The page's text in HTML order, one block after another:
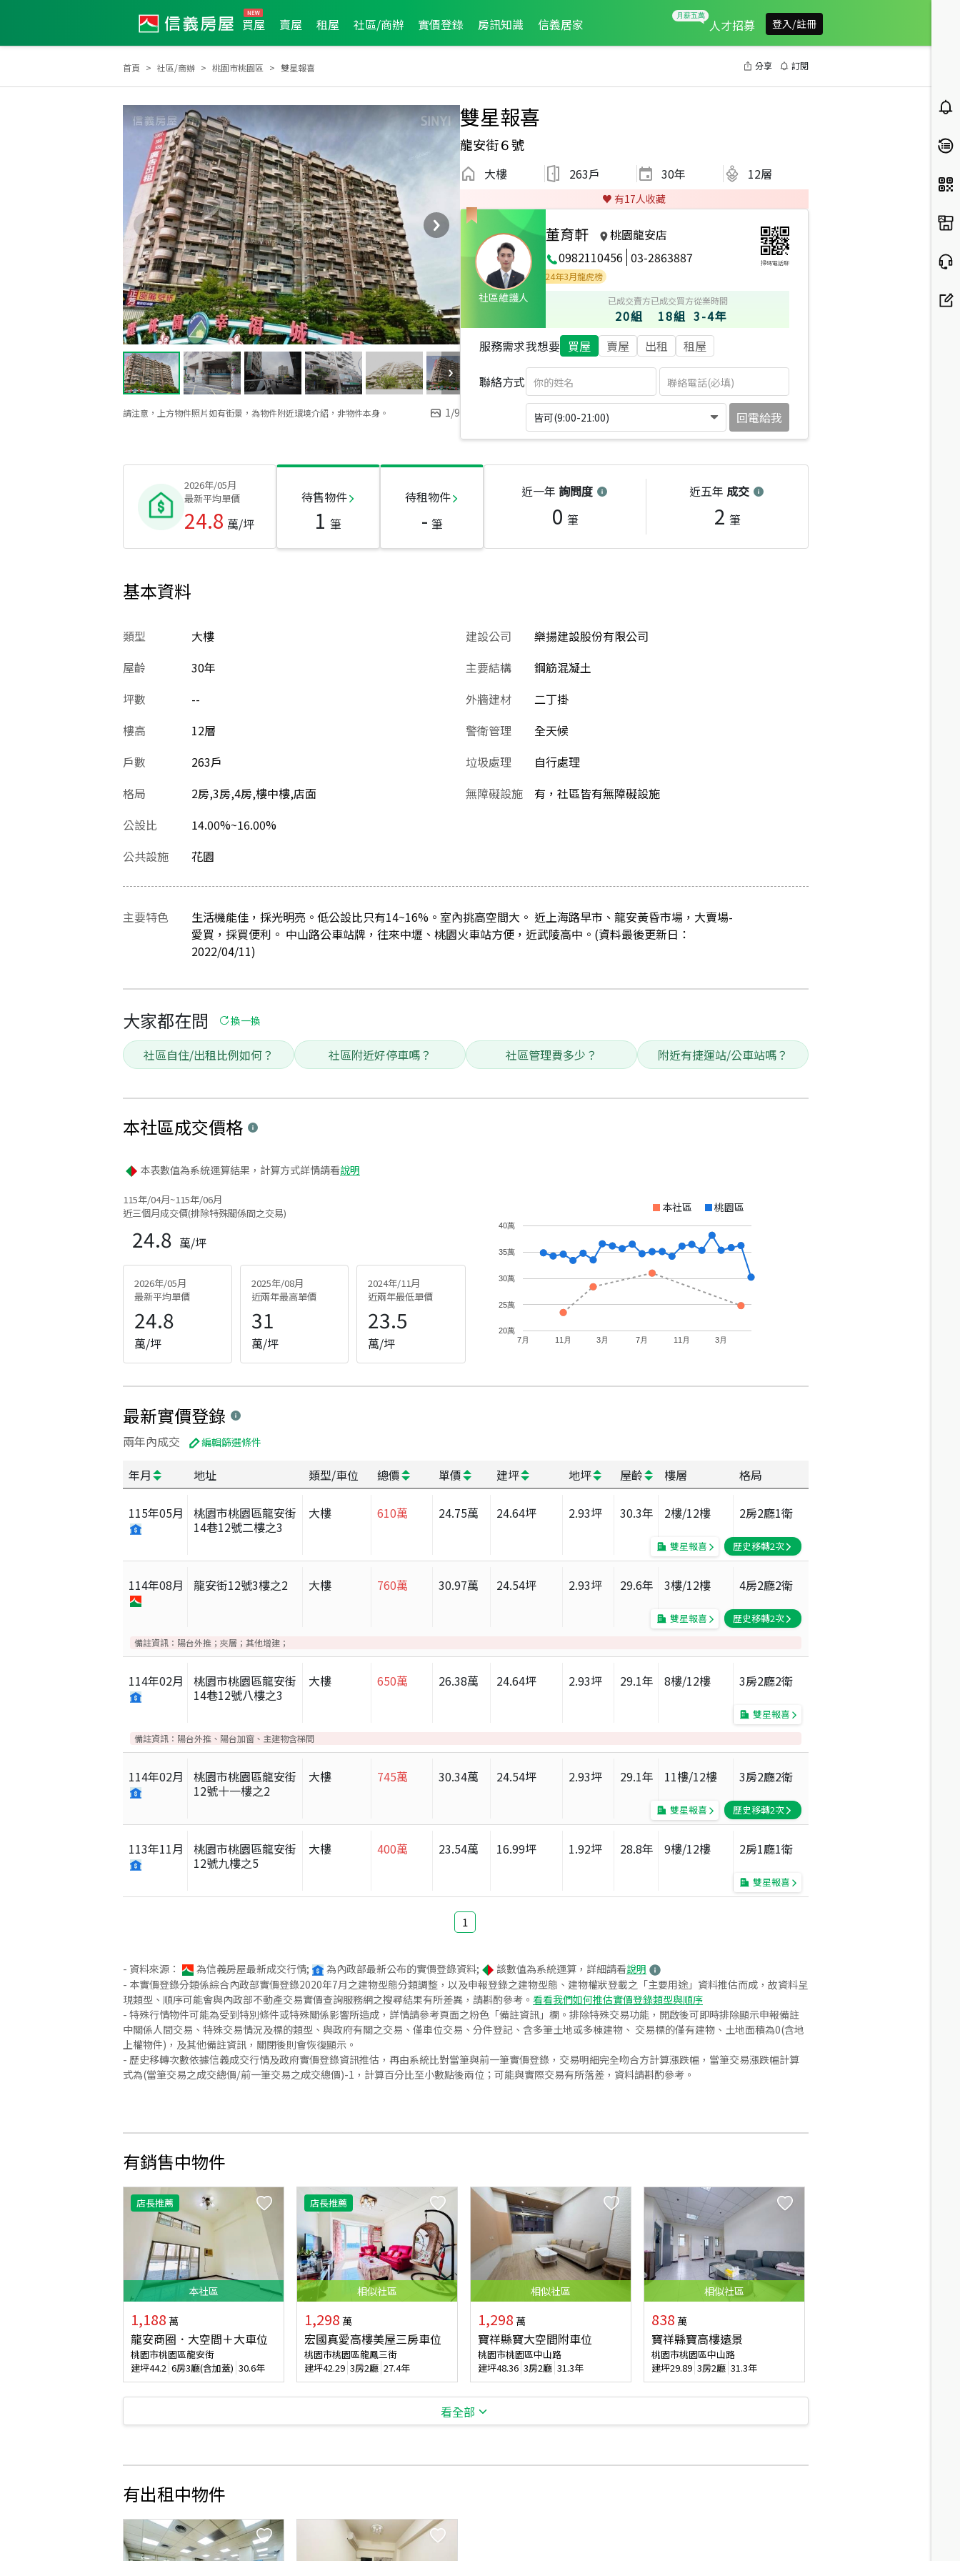
買屋 賣屋 租屋 社區/商辦 實價登錄 房訊知識 信義居家 人才招募 登入/註冊
首頁 社區/商辦 桃園市桃園區 雙星報喜 分享 訂閱
請注意，上方物件照片如有街景，為物件附近環境介紹，非物件本身。 1/9
雙星報喜
龍安街６號
大樓 263戶 30年 12層
♥️ 有17人收藏
社區維護人
董育軒
桃園龍安店
0982110456 03-2863887 掃碼電話聊
2025年12月區成件TOP2 2025年11月區成件TOP3 2025年8月區成件TOP1 2025年8月龍虎榜
2024年3月龍虎榜
已成交賣方
20組
已成交買方
18組
從業時間
3-4年
服務需求我想要 買屋 賣屋 出租 租屋
聯絡方式
皆可(9:00-21:00) 回電給我
2026年/05月
最新平均單價
24.8 萬/坪
待售物件
1 筆
待租物件
- 筆
近一年 詢問度
0 筆
近五年 成交
2 筆
基本資料
類型
大樓
屋齡
30年
坪數
--
樓高
12層
戶數
263戶
格局
2房,3房,4房,樓中樓,店面
公設比
14.00%~16.00%
建設公司
樂揚建設股份有限公司
主要結構
鋼筋混凝土
外牆建材
二丁掛
警衛管理
全天候
垃圾處理
自行處理
無障礙設施
有，社區皆有無障礙設施
公共設施 花園
主要特色
生活機能佳，採光明亮。低公設比只有14~16%。室內挑高空間大。 近上海路早市、龍安黃昏市場，大賣場-
愛買，採買便利。 中山路公車站牌，往來中壢、桃園火車站方便，近武陵高中。(資料最後更新日：
2022/04/11)
大家都在問 換一換
社區自住/出租比例如何？ 社區附近好停車嗎？ 社區管理費多少？ 附近有捷運站/公車站嗎？
本社區成交價格
本表數值為系統運算結果，計算方式詳情請看說明
115年/04月~115年/06月
近三個月成交價(排除特殊關係間之交易)
24.8 萬/坪
2026年/05月
最新平均單價
24.8
萬/坪
2025年/08月
近兩年最高單價
31
萬/坪
2024年/11月
近兩年最低單價
23.5
萬/坪
本社區 桃園區
7月 11月 3月 7月 11月 3月
20萬
25萬
30萬
35萬
40萬
最新實價登錄
兩年內成交 編輯篩選條件
年月 地址 類型/車位 總價 單價 建坪 地坪 屋齡 樓層 格局
115年05月
桃園市桃園區龍安街
14巷12號二樓之3
大樓 610萬 24.75萬 24.64坪 2.93坪 30.3年 2樓/12樓 2房2廳1衛
雙星報喜 歷史移轉2次
114年08月 龍安街12號3樓之2 大樓 760萬 30.97萬 24.54坪 2.93坪 29.6年 3樓/12樓 4房2廳2衛
雙星報喜 歷史移轉2次
備註資訊： 陽台外推；夾層；其他增建；
114年02月
桃園市桃園區龍安街
14巷12號八樓之3
大樓 650萬 26.38萬 24.64坪 2.93坪 29.1年 8樓/12樓 3房2廳2衛
雙星報喜
備註資訊： 陽台外推、陽台加窗、主建物含梯間
114年02月
桃園市桃園區龍安街
12號十一樓之2
大樓 745萬 30.34萬 24.54坪 2.93坪 29.1年 11樓/12樓 3房2廳2衛
雙星報喜 歷史移轉2次
113年11月
桃園市桃園區龍安街
12號九樓之5
大樓 400萬 23.54萬 16.99坪 1.92坪 28.8年 9樓/12樓 2房1廳1衛
雙星報喜
1
- 資料來源： 為信義房屋最新成交行情; 為內政部最新公布的實價登錄資料; 該數值為系統運算，詳細請看說明
- 本實價登錄分類係綜合內政部實價登錄2020年7月之建物型態分類調整，以及申報登錄之建物型態、建物權狀登載之「主要用途」資料推估而成，故資料呈
現類型、順序可能會與內政部不動產交易實價查詢服務網之搜尋結果有所差異，請斟酌參考。 看看我們如何推估實價登錄類型與順序
- 特殊行情物件可能為受到特別條件或特殊關係影響所造成，詳情請參考頁面之粉色「備註資訊」欄。排除特殊交易功能，開啟後可即時排除顯示申報備註
中關係人間交易、特殊交易情況及標的類型、與政府有關之交易、僅車位交易、分件登記、含多筆土地或多棟建物、 交易標的僅有建物、土地面積為0(含地
上權物件)，及其他備註資訊，關閉後則會恢復顯示。
- 歷史移轉次數依據信義成交行情及政府實價登錄資訊推估，再由系統比對當筆與前一筆實價登錄，交易明細完全吻合方計算漲跌幅，當筆交易漲跌幅計算
式為(當筆交易之成交總價/前一筆交易之成交總價)-1，計算百分比至小數點後兩位；可能與實際交易有所落差，資料請斟酌參考。
有銷售中物件
店長推薦
本社區
1,188 萬
龍安商圈．大空間＋大車位
桃園市桃園區龍安街
建坪44.2 6房3廳(含加蓋) 30.6年
店長推薦
相似社區
1,298 萬
宏國真愛高樓美屋三房車位
桃園市桃園區龍鳳三街
建坪42.29 3房2廳 27.4年
相似社區
1,298 萬
寶祥縣寶大空間附車位
桃園市桃園區中山路
建坪48.36 3房2廳 31.3年
相似社區
838 萬
寶祥縣寶高樓遠景
桃園市桃園區中山路
建坪29.89 3房2廳 31.3年
看全部
有出租中物件